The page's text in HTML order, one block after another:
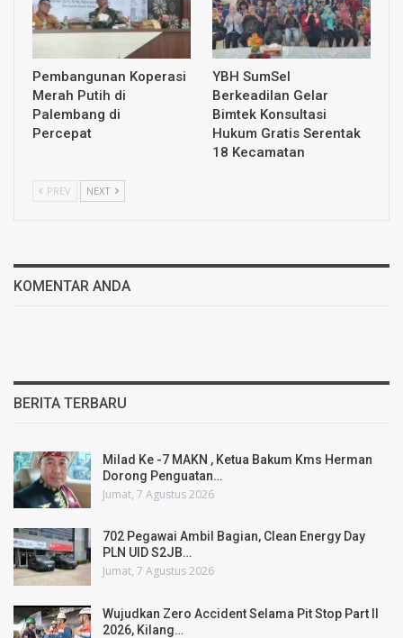
Pembangunan Koperasi
Merah Putih di
Palembang di
Percepat
YBH SumSel
Berkeadilan Gelar
Bimtek Konsultasi
Hukum Gratis Serentak
18 Kecamatan
PREV NEXT
KOMENTAR ANDA
BERITA TERBARU
Milad Ke -7 MAKN , Ketua Bakum Kms Herman
Dorong Penguatan…
Jumat, 7 Agustus 2026
702 Pegawai Ambil Bagian, Clean Energy Day
PLN UID S2JB…
Jumat, 7 Agustus 2026
Wujudkan Zero Accident Selama Pit Stop Part II
2026, Kilang…